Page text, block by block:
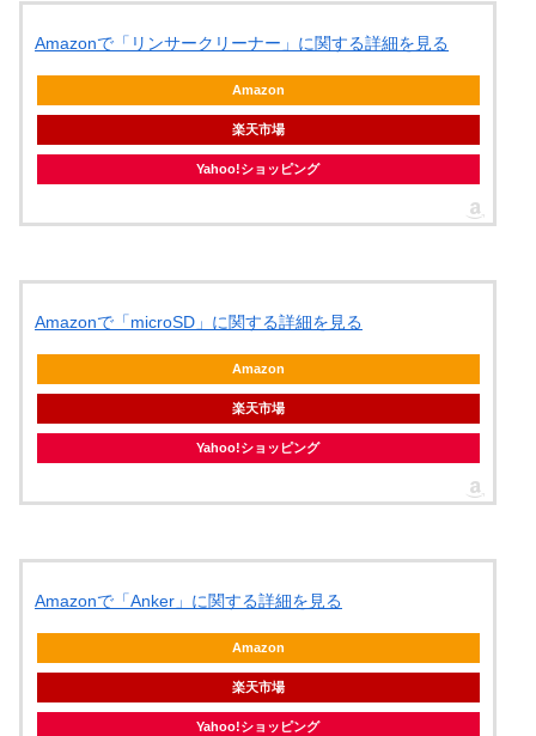
Amazonで「リンサークリーナー」に関する詳細を見る
Amazon
楽天市場
Yahoo!ショッピング
Amazonで「microSD」に関する詳細を見る
Amazon
楽天市場
Yahoo!ショッピング
Amazonで「Anker」に関する詳細を見る
Amazon
楽天市場
Yahoo!ショッピング